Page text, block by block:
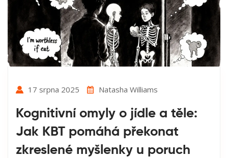
17 srpna 2025 Natasha Williams
Kognitivní omyly o jídle a těle:
Jak KBT pomáhá překonat
zkreslené myšlenky u poruch